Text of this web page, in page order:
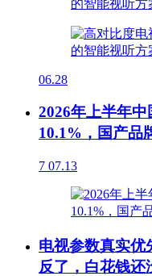
06.28
2026年上半年
10.1%，国产品
7 07.13
电视参数真实优
反了，白花钱还